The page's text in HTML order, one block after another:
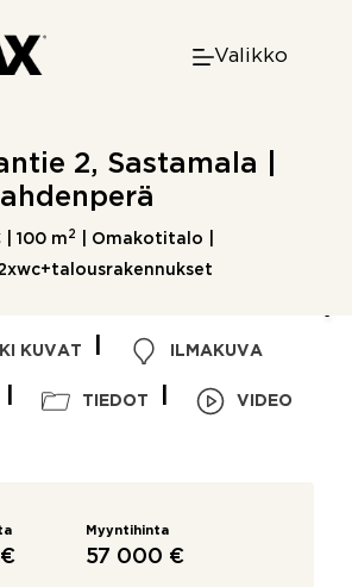
Valikko
2, Sastamala |
| 100 m 2 | Omakotitalo |
KUVAT ILMAKUVA
TIEDOT VIDEO
Myyntihinta
57 000 €